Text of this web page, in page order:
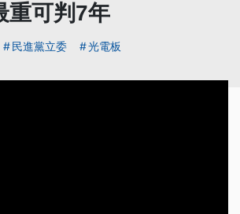
重可判7年
民進黨立委 光電板